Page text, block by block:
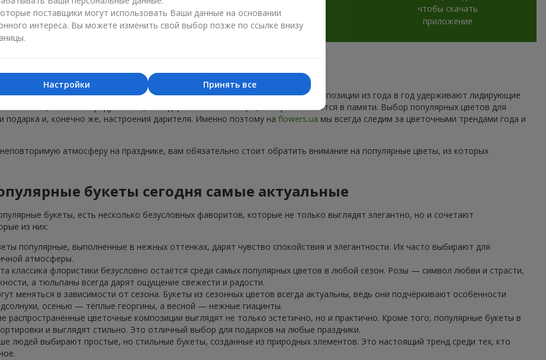
чтобы скачать
приложение
Популярные букеты — тренды сезона
тренды. Каждый год появляются новые популярные букеты, а некоторые композиции из года в год удерживают лидирующие
на пике, не только радуют глаз, но и дарят особые эмоции, которые остаются в памяти. Выбор популярных цветов для
подарка и, конечно же, настроения дарителя. Именно поэтому на flowers.ua мы всегда следим за цветочными трендами года и
атмосферу на празднике, вам обязательно стоит обратить внимание на популярные цветы, из которых
букеты сегодня самые актуальные
букеты, есть несколько безусловных фаворитов, которые не только выглядят элегантно, но и сочетают
из них:
популярные, выполненные в нежных оттенках, дарят чувство спокойствия и элегантности. Их часто выбирают для
атмосферы.
классика флористики безусловно остаётся среди самых популярных цветов в любой сезон. Розы — символ любви и страсти,
а тюльпаны всегда дарят ощущение свежести и радости.
меняться в зависимости от сезона. Букеты из сезонных цветов всегда актуальны, ведь они подчёркивают особенности
осенью — тёплые георгины, а весной — нежные гиацинты.
распространённые цветочные композиции выглядят не только эстетично, но и практично. Кроме того, популярные букеты в
и выглядят стильно. Это отличный выбор для подарков на любые праздники.
людей выбирают простые, но стильные букеты, созданные из природных элементов. Это настоящий тренд среди тех, кто
поставщики могут использовать Ваши данные на основании
интереса. Вы можете изменить свой выбор позже по ссылке внизу
Принять все
Настройки